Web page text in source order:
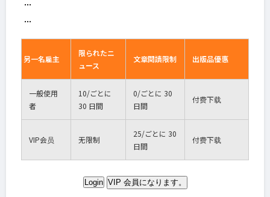
...
另一名雇主
限られたニ
ュース
文章閱讀限制 出版品優惠
一般使用
者
10/ごとに
30 日間
0/ごとに 30
日間
付费下载
VIP会员 无限制
25/ごとに 30
日間
付费下载
Login VIP 会員になります。